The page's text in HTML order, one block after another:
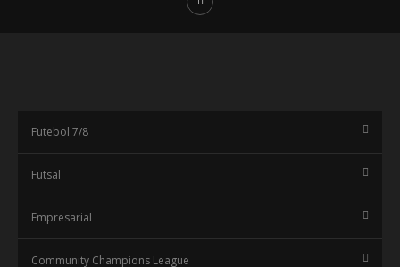
Futebol 7/8
Futsal
Empresarial
Community Champions League